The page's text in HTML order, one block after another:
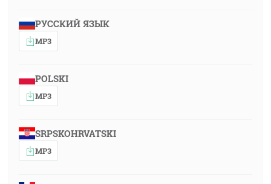
РУССКИЙ ЯЗЫК
MP3
POLSKI
MP3
SRPSKOHRVATSKI
MP3